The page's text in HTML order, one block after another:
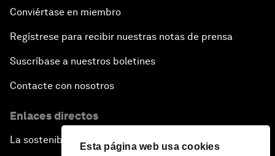
Esta página web usa cookies
Conviértase en miembro
Regístrese para recibir nuestras notas de prensa
Suscríbase a nuestros boletines
Contacte con nosotros
Enlaces directos
La sostenibilidad en el Foro